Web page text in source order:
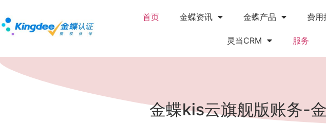
首页 金蝶资讯 金蝶产品 费用
灵当CRM 服务
金蝶kis云旗舰版账务-